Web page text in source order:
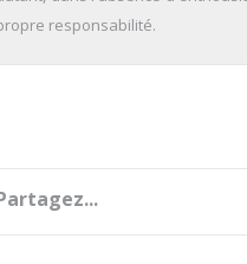
responsabilité.